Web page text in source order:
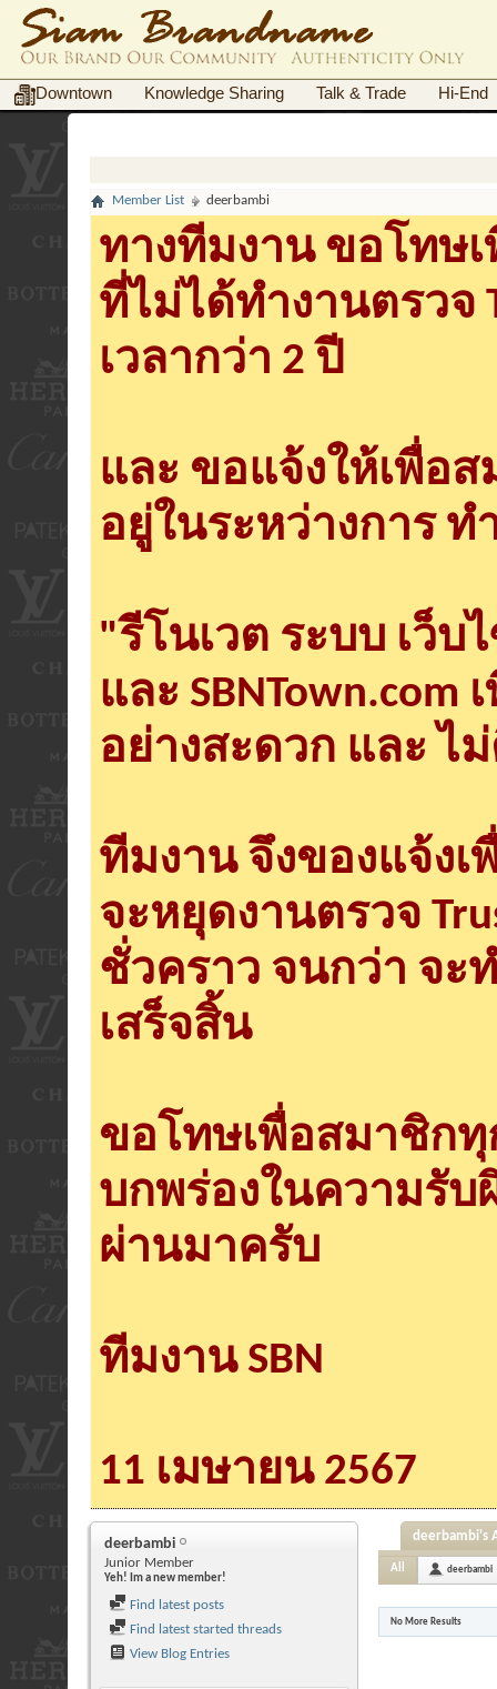
Downtown Knowledge Sharing Talk & Trade Hi-End
Member List deerbambi
ทางทีมงาน ขอโทษ
ที่ไม่ได้ทำงานตรวจ
เวลากว่า 2 ปี
และ ขอแจ้งให้เพื่อ
อยู่ในระหว่างการ ท
"รีโนเวต ระบบ เว็บ
และ
อย่างสะดวก และ ไ
ทีมงาน จึงของแจ้ง
จะหยุดงานตรวจ
ชั่วคราว จนกว่า จะ
เสร็จสิ้น
ขอโทษเพื่อสมาชิก
บกพร่องในความรั
ผ่านมาครับ
ทีมงาน SBN
11 เมษายน 2567
deerbambi
Junior Member
Yeh! Im a new member!
Find latest posts
Find latest started threads
View Blog Entries
deerbambi's
All deerbambi
No More Results